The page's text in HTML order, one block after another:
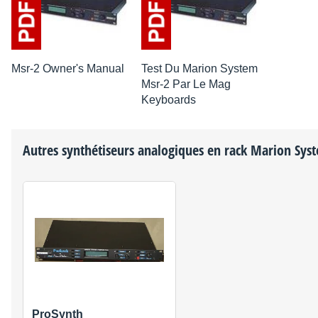
Msr-2 Owner's Manual
Test Du Marion System
Msr-2 Par Le Mag
Keyboards
Autres synthétiseurs analogiques en rackMarion
ProSynth